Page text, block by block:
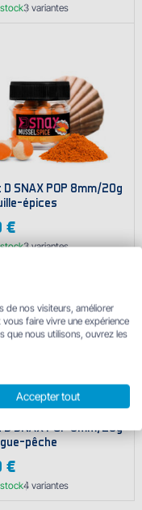
3 variantes
SNAX POP 8mm/20g
épices
€
3variantes
pêche
€
4 variantes
de nos visiteurs, améliorer
faire vivre une expérience
que nous utilisons, ouvrez les
Accepter tout